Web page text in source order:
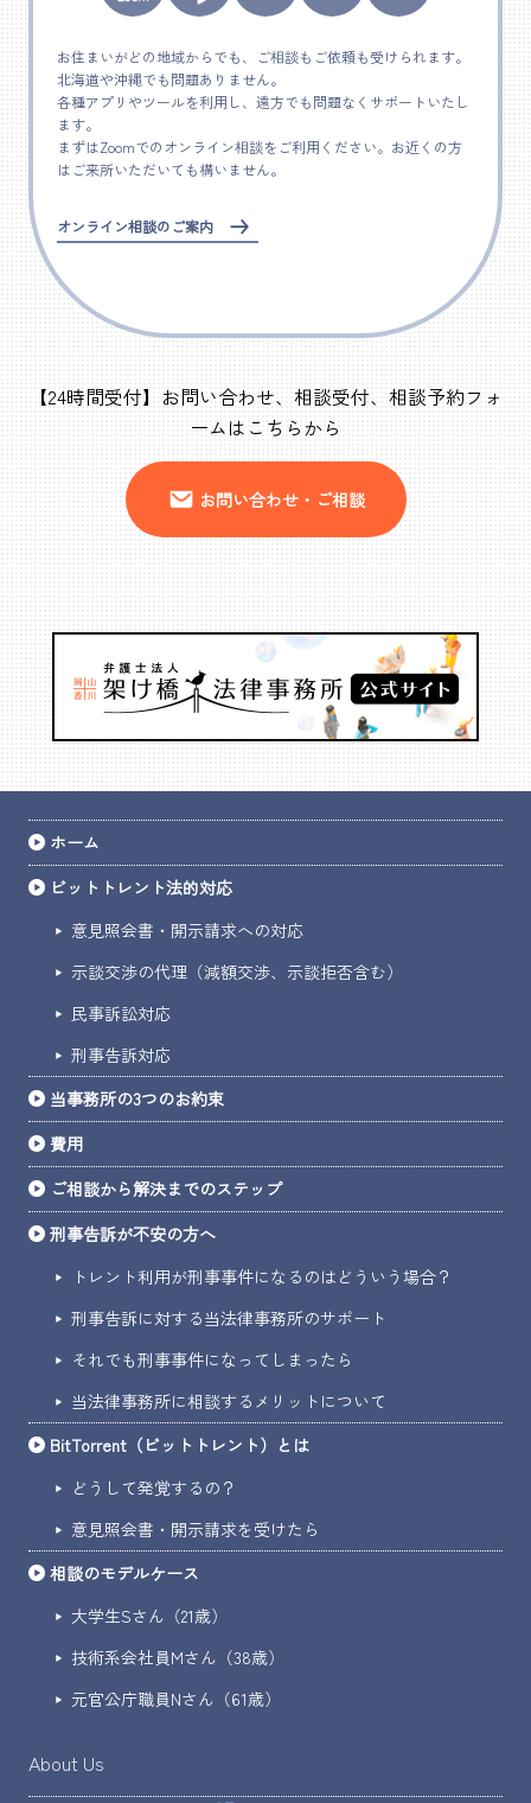
お住まいがどの地域からでも、ご相談もご依頼も受けられます。
北海道や沖縄でも問題ありません。
各種アプリやツールを利用し、遠方でも問題なくサポートいたし
ます。
まずはZoomでのオンライン相談をご利用ください。お近くの方
はご来所いただいても構いません。
オンライン相談のご案内
【24時間受付】お問い合わせ、相談受付、相談予約フォ
ームはこちらから
お問い合わせ・ご相談
ホーム
ビットトレント法的対応
意見照会書・開示請求への対応
示談交渉の代理（減額交渉、示談拒否含む）
民事訴訟対応
刑事告訴対応
当事務所の3つのお約束
費用
ご相談から解決までのステップ
刑事告訴が不安の方へ
トレント利用が刑事事件になるのはどういう場合？
刑事告訴に対する当法律事務所のサポート
それでも刑事事件になってしまったら
当法律事務所に相談するメリットについて
BitTorrent（ビットトレント）とは
どうして発覚するの？
意見照会書・開示請求を受けたら
相談のモデルケース
大学生Sさん（21歳）
技術系会社員Mさん（38歳）
元官公庁職員Nさん（61歳）
About Us